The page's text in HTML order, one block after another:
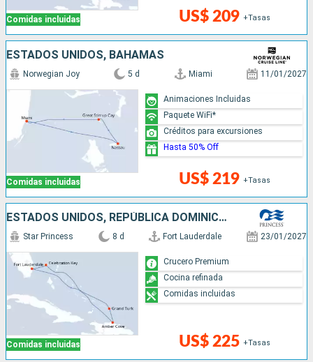
Comidas incluidas US$ 209 +Tasas
ESTADOS UNIDOS, BAHAMAS
Comidas incluidas
Norwegian Joy 5 d Miami 11/01/2027
US$ 219 +Tasas
Animaciones Incluidas
Paquete WiFi*
Créditos para excursiones
Hasta 50% Off
ESTADOS UNIDOS, REPÚBLICA DOMINICANA, BAHAMAS
Comidas incluidas
Star Princess 8 d Fort Lauderdale 23/01/2027
US$ 225 +Tasas
Crucero Premium
Cocina refinada
Comidas incluidas